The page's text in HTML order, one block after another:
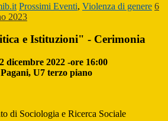
Prossimi Eventi, Violenza di genere 6
2023
e Istituzioni" - Cerimonia
dicembre 2022 -ore 16:00
U7 terzo piano
di Sociologia e Ricerca Sociale